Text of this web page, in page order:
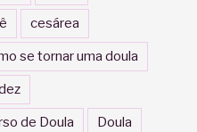
cesárea
se tornar uma doula
de Doula Doula